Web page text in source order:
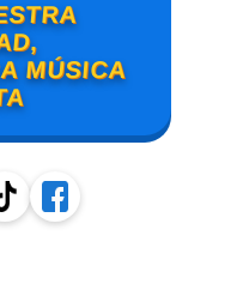
MÚSICA